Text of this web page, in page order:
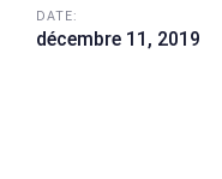
DATE:
décembre 11, 2019